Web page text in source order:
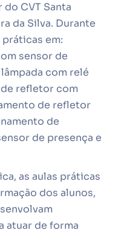
CVT Santa
da Silva. Durante
práticas em:
sensor de
com relé
refletor com
de refletor
de
de presença e
as aulas práticas
dos alunos,
atuar de forma